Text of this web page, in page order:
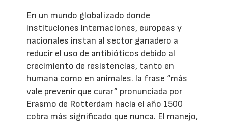
En un mundo globalizado donde
instituciones internaciones, europeas y
nacionales instan al sector ganadero a
reducir el uso de antibióticos debido al
crecimiento de resistencias, tanto en
humana como en animales. la frase “más
vale prevenir que curar” pronunciada por
Erasmo de Rotterdam hacia el año 1500
cobra más significado que nunca. El manejo,